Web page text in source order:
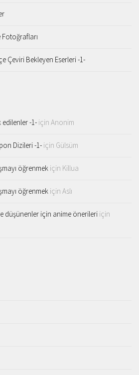
Çeviri Bekleyen Eserleri -1-
-1- için Anonim
Dizileri -1- için Gülsüm
öğrenmek için Killua
öğrenmek için Aslı
düşünenler için anime önerileri için